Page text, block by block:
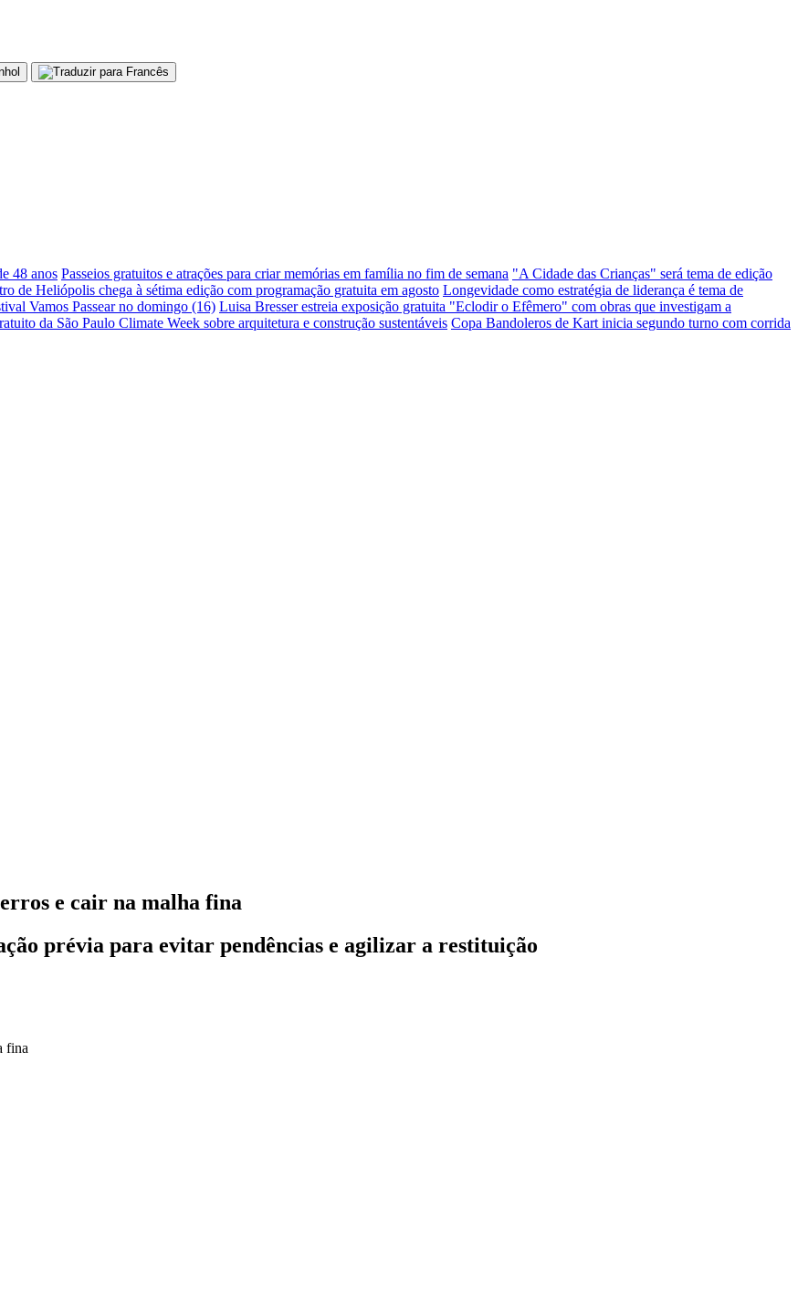
48 anos Passeios gratuitos e atrações para criar memórias em família no fim de semana "A Cidade das Crianças" será tema de edição
de Heliópolis chega à sétima edição com programação gratuita em agosto Longevidade como estratégia de liderança é tema de
Vamos Passear no domingo (16) Luisa Bresser estreia exposição gratuita "Eclodir o Efêmero" com obras que investigam a
da São Paulo Climate Week sobre arquitetura e construção sustentáveis Copa Bandoleros de Kart inicia segundo turno com corrida
e cair na malha fina
prévia para evitar pendências e agilizar a restituição